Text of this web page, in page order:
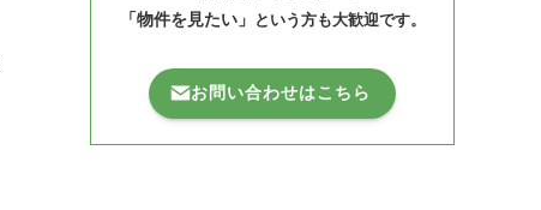
「物件を見たい」 という方も大歓迎です。
お問い合わせはこちら